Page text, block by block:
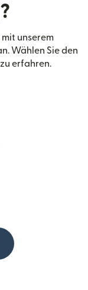
unserem
Wählen Sie den
erfahren.